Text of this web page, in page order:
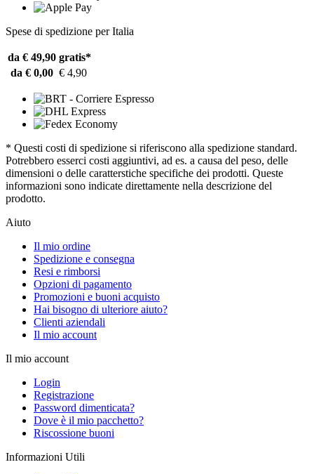
Spese di spedizione per Italia
da € 49,90 gratis*
da € 0,00 € 4,90
* Questi costi di spedizione si riferiscono alla spedizione standard.
Potrebbero esserci costi aggiuntivi, ad es. a causa del peso, delle
dimensioni o delle caratterstiche specifiche dei prodotti. Queste
informazioni sono indicate direttamente nella descrizione del
prodotto.
Aiuto
Il mio ordine
Spedizione e consegna
Resi e rimborsi
Opzioni di pagamento
Promozioni e buoni acquisto
Hai bisogno di ulteriore aiuto?
Clienti aziendali
Il mio account
Il mio account
Login
Registrazione
Password dimenticata?
Dove è il mio pacchetto?
Riscossione buoni
Informazioni Utili